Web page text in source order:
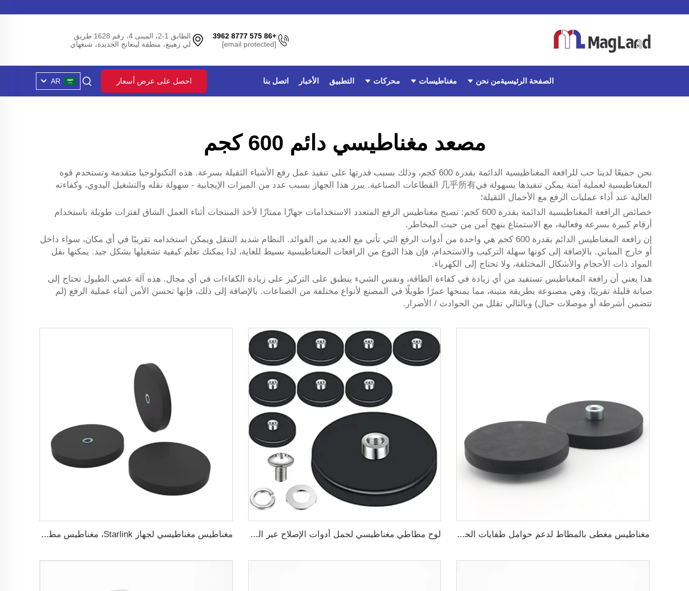
+86 575 8777 3962
[email protected]
الطابق 1-2، المبنى 4، رقم 1628 طريق
لي زهينغ، منطقة لينغانج الجديدة، شنغهاي
الصفحة الرئيسيةمن نحن مغناطيسات محركات التطبيق الأخبار اتصل بنا احصل على عرض أسعار AR
مصعد مغناطيسي دائم 600 كجم
نحن جميعًا لدينا حب للرافعة المغناطيسية الدائمة بقدرة 600 كجم، وذلك بسبب قدرتها على تنفيذ عمل رفع الأشياء الثقيلة بسرعة. هذه التكنولوجيا متقدمة وتستخدم قوة
المغناطيسية لعملية آمنة يمكن تنفيذها بسهولة في几乎所有 القطاعات الصناعية. يبرز هذا الجهاز بسبب عدد من الميزات الإيجابية - سهولة نقله والتشغيل اليدوي، وكفاءته
العالية عند أداء عمليات الرفع مع الأحمال الثقيلة؛
خصائص الرافعة المغناطيسية الدائمة بقدرة 600 كجم: تصبح مغناطيس الرفع المتعدد الاستخدامات جهازًا ممتازًا لأخذ المنتجات أثناء العمل الشاق لفترات طويلة باستخدام
أرقام كبيرة بسرعة وفعالية، مع الاستمتاع بنهج آمن من حيث المخاطر.
إن رافعة المغناطيس الدائم بقدرة 600 كجم هي واحدة من أدوات الرفع التي تأتي مع العديد من الفوائد. النظام شديد التنقل ويمكن استخدامه تقريبًا في أي مكان، سواء داخل
أو خارج المباني. بالإضافة إلى كونها سهلة التركيب والاستخدام، فإن هذا النوع من الرافعات المغناطيسية بسيط للغاية، لذا يمكنك تعلم كيفية تشغيلها بشكل جيد. يمكنها نقل
المواد ذات الأحجام والأشكال المختلفة، ولا تحتاج إلى الكهرباء.
هذا يعني أن رافعة المغناطيس تستفيد من أي زيادة في كفاءة الطاقة، ونفس الشيء ينطبق على التركيز على زيادة الكفاءات في أي مجال. هذه آلة عصي الطبول تحتاج إلى
صيانة قليلة تقريبًا، وهي مصنوعة بطريقة متينة، مما يمنحها عمرًا طويلًا في المصنع لأنواع مختلفة من الصناعات. بالإضافة إلى ذلك، فإنها تحسن الأمن أثناء عملية الرفع (لم
تتضمن أشرطة أو موصلات حبال) وبالتالي تقلل من الحوادث / الأضرار.
مغناطيس مغطى بالمطاط لدعم حوامل طفايات الحريق 88 مم خيط أنثى محدب لوح مطاطي مغناطيسي لحمل أدوات الإصلاح عبر الجذب المغناطيسي بخيط دائري مُحدب مقاس 66 مم مغناطيس مغناطيسي لجهاز Starlink، مغناطيس مطاطي بفتحة أنثى مسطحة قطر 22 مم